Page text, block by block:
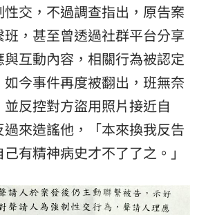
交，不過調查指出，原告案
，甚至曾透過社群平台分享
互動內容，相關行為被認定
如今事件再度被翻出，班無奈
反控對方盜用照片接近自
來造謠他，「本來換我反告
有精神病史才不了了之。」